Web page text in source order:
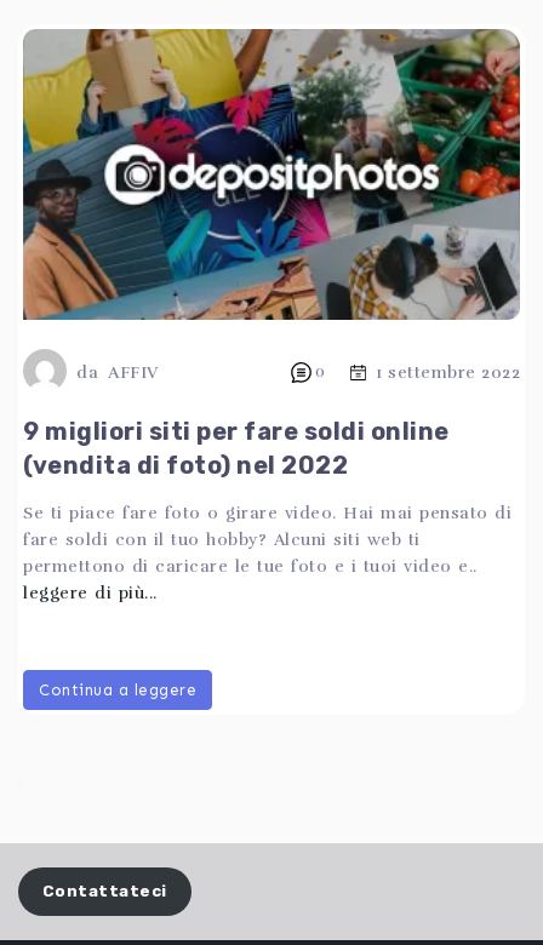
da AFFIV 0 1 settembre 2022
9 migliori siti per fare soldi online
(vendita di foto) nel 2022
Se ti piace fare foto o girare video. Hai mai pensato di
fare soldi con il tuo hobby? Alcuni siti web ti
permettono di caricare le tue foto e i tuoi video e..
leggere di più...
Continua a leggere
Contattateci